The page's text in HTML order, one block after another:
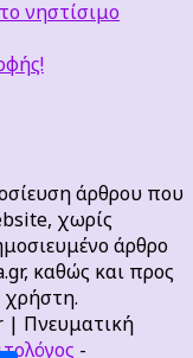
νηστίσιμο
άρθρου που
χωρίς
άρθρο
καθώς και προς
χρήστη.
| Πνευματική
-